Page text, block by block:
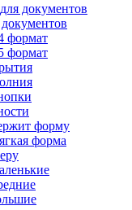
документов
формат
формат
форму
форма